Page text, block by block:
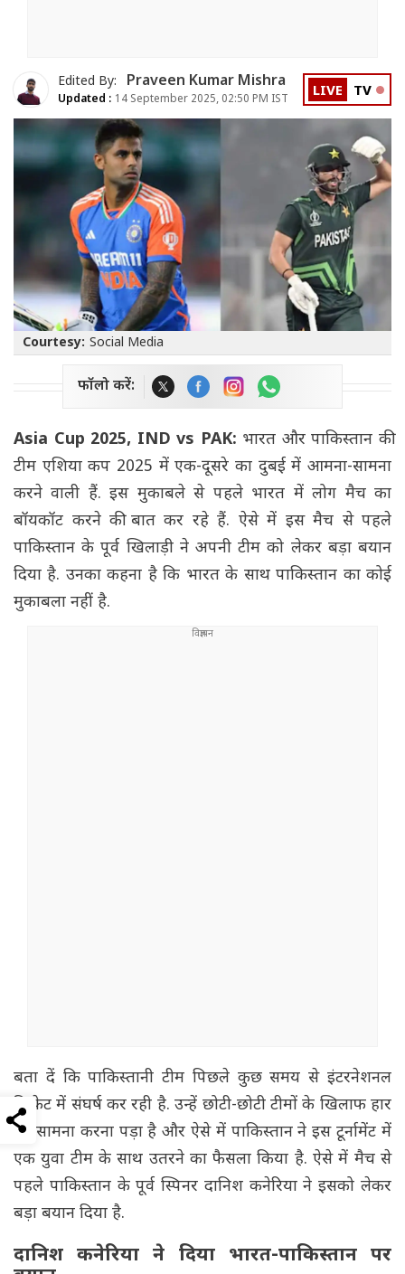
Edited By: Praveen Kumar Mishra
Updated : 14 September 2025, 02:50 PM IST LIVE TV
Courtesy: Social Media
फॉलो करें:
Asia Cup 2025, IND vs PAK: भारत और पाकिस्तान की
टीम एशिया कप 2025 में एक-दूसरे का दुबई में आमना-सामना
करने वाली हैं. इस मुकाबले से पहले भारत में लोग मैच का
बॉयकॉट करने की बात कर रहे हैं. ऐसे में इस मैच से पहले
पाकिस्तान के पूर्व खिलाड़ी ने अपनी टीम को लेकर बड़ा बयान
दिया है. उनका कहना है कि भारत के साथ पाकिस्तान का कोई
मुकाबला नहीं है.
बता दें कि पाकिस्तानी टीम पिछले कुछ समय से इंटरनेशनल
क्रिकेट में संघर्ष कर रही है. उन्हें छोटी-छोटी टीमों के खिलाफ हार
का सामना करना पड़ा है और ऐसे में पाकिस्तान ने इस टूर्नामेंट में
एक युवा टीम के साथ उतरने का फैसला किया है. ऐसे में मैच से
पहले पाकिस्तान के पूर्व स्पिनर दानिश कनेरिया ने इसको लेकर
बड़ा बयान दिया है.
दानिश कनेरिया ने दिया भारत-पाकिस्तान पर